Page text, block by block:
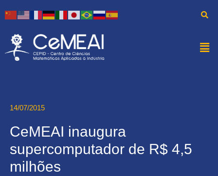
14/07/2015
CeMEAI inaugura
supercomputador de R$ 4,5
milhões